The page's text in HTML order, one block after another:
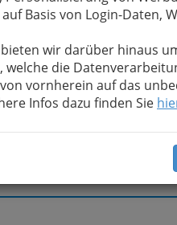
Basis von Login-Daten,
bieten wir darüber hinaus
welche die
vornherein auf das
Infos dazu finden Sie
Meine Nachricht